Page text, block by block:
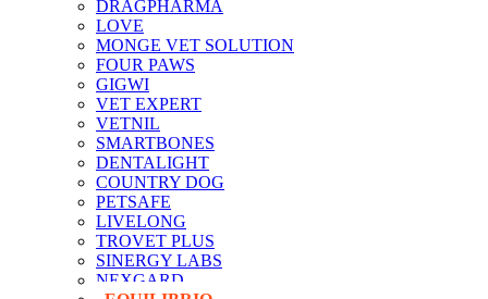
DRAGPHARMA
LOVE
MONGE VET SOLUTION
FOUR PAWS
GIGWI
VET EXPERT
VETNIL
SMARTBONES
DENTALIGHT
COUNTRY DOG
PETSAFE
LIVELONG
TROVET PLUS
SINERGY LABS
NEXGARD